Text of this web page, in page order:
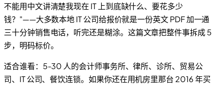
不能用中文讲清楚我现在 IT 上到底缺什么、要花多少
钱？"——大多数本地 IT 公司给报价就是一份英文 PDF 加一通
三十分钟销售电话，听完还是糊涂。这篇文章把整件事拆成 5
步，明码标价。
适合谁看：5-30 人的会计师事务所、律所、诊所、贸易公
司、IT 公司、餐饮连锁。如果你还在用机房里那台 2016 年买